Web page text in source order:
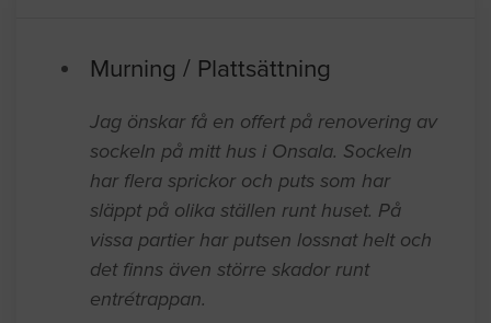
Murning / Plattsättning
Jag önskar få en offert på renovering av
sockeln på mitt hus i Onsala. Sockeln
har flera sprickor och puts som har
släppt på olika ställen runt huset. På
vissa partier har putsen lossnat helt och
det finns även större skador runt
entrétrappan.